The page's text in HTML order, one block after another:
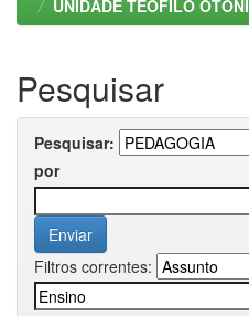
UNIDADE TEOFILO OTONI
Pesquisar
Pesquisar:
por
Filtros correntes: